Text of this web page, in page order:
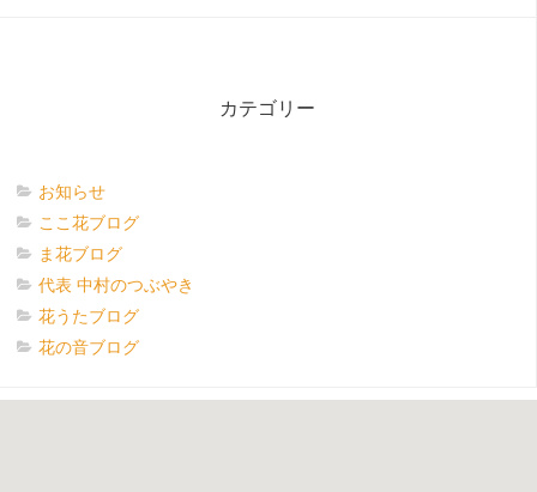
カテゴリー
お知らせ
ここ花ブログ
ま花ブログ
代表 中村のつぶやき
花うたブログ
花の音ブログ